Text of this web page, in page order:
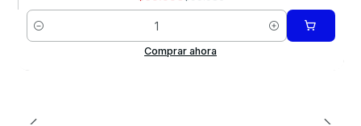
Cantidad
Comprar ahora